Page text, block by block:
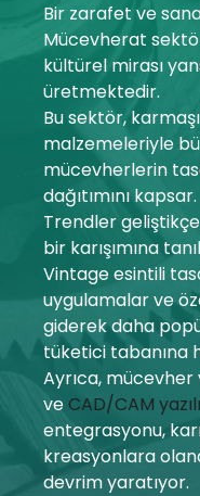
Bayi Portalı
Destek
Hesabım
Oturum aç
Bir zarafet ve
Mücevherat
kültürel mirası
üretmektedir.
Bu sektör,
malzemeleriyle
mücevherlerin
dağıtımını kapsar.
Trendler
bir karışımına
Vintage esintili
uygulamalar ve
giderek daha
tüketici tabanına
Ayrıca, mücevher
ve CAD/CAM
entegrasyonu,
kreasyonlara
devrim yaratıyor.